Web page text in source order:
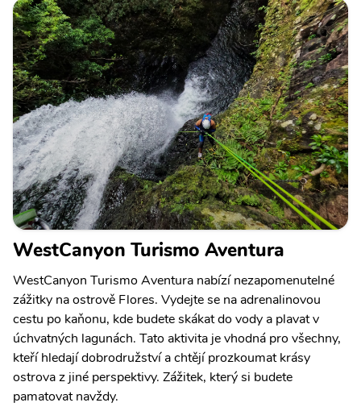
WestCanyon Turismo Aventura
WestCanyon Turismo Aventura nabízí nezapomenutelné
zážitky na ostrově Flores. Vydejte se na adrenalinovou
cestu po kaňonu, kde budete skákat do vody a plavat v
úchvatných lagunách. Tato aktivita je vhodná pro všechny,
kteří hledají dobrodružství a chtějí prozkoumat krásy
ostrova z jiné perspektivy. Zážitek, který si budete
pamatovat navždy.